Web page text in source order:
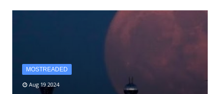
MOSTREADED
Aug 19 2024